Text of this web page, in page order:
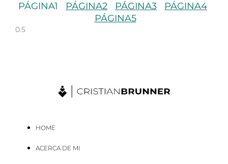
PÁGINA1 PÁGINA2 PÁGINA3 PÁGINA4
PÁGINA5
HOME
ACERCA DE MI